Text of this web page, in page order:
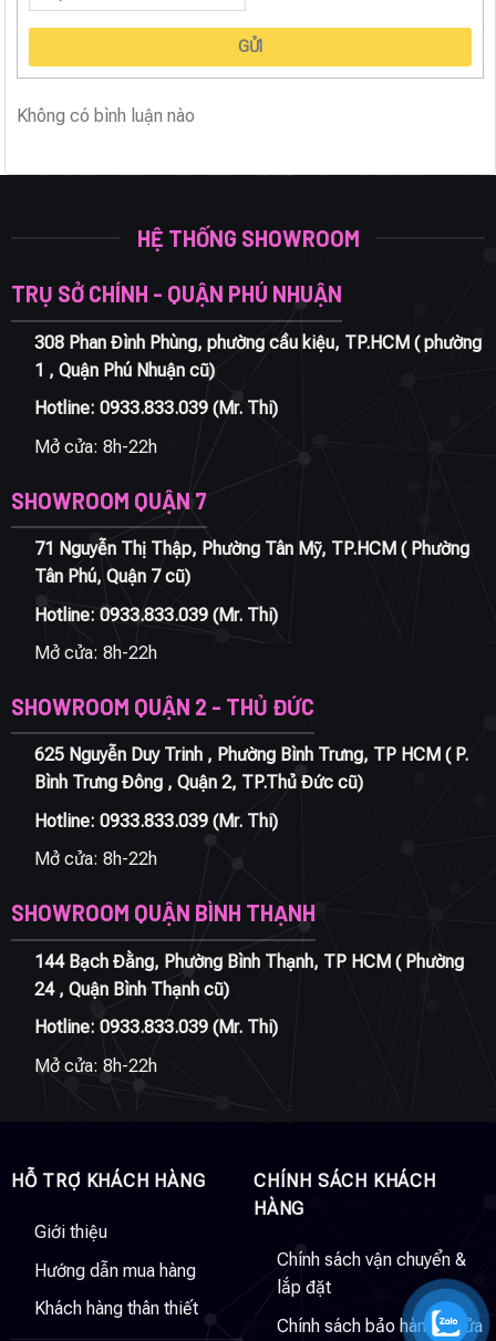
GỬI
Không có bình luận nào
HỆ THỐNG SHOWROOM
TRỤ SỞ CHÍNH - QUẬN PHÚ NHUẬN
308 Phan Đình Phùng, phường cầu kiệu, TP.HCM ( phường
1 , Quận Phú Nhuận cũ)
Hotline: 0933.833.039(Mr. Thi)
Mở cửa: 8h-22h
SHOWROOM QUẬN 7
71 Nguyễn Thị Thập, Phường Tân Mỹ, TP.HCM ( Phường
Tân Phú, Quận 7 cũ)
Hotline: 0933.833.039(Mr. Thi)
Mở cửa: 8h-22h
SHOWROOM QUẬN 2 - THỦ ĐỨC
625 Nguyễn Duy Trinh , Phường Bình Trưng, TP HCM ( P.
Bình Trưng Đông , Quận 2, TP.Thủ Đức cũ)
Hotline: 0933.833.039(Mr. Thi)
Mở cửa: 8h-22h
SHOWROOM QUẬN BÌNH THẠNH
144 Bạch Đằng, Phường Bình Thạnh, TP HCM ( Phường
24 , Quận Bình Thạnh cũ)
Hotline: 0933.833.039(Mr. Thi)
Mở cửa: 8h-22h
HỖ TRỢ KHÁCH HÀNG
Giới thiệu
Hướng dẫn mua hàng
Khách hàng thân thiết
CHÍNH SÁCH KHÁCH
HÀNG
Chính sách vận chuyển &
lắp đặt
Chính sách bảo hành & sửa